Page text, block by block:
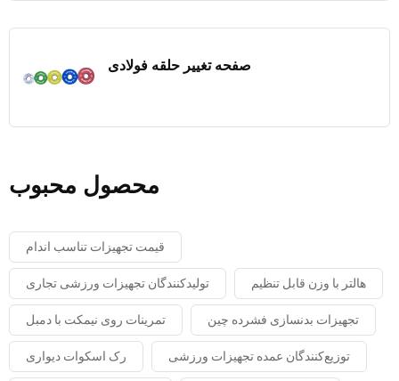
صفحه تغییر حلقه فولادی
محصول محبوب
قیمت تجهیزات تناسب اندام
تولیدکنندگان تجهیزات ورزشی تجاری هالتر با وزن قابل تنظیم
تمرینات روی نیمکت با دمبل تجهیزات بدنسازی فشرده چین
رک اسکوات دیواری توزیع‌کنندگان عمده تجهیزات ورزشی